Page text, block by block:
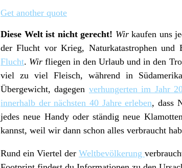
Get another quote
Diese Welt ist nicht gerecht! Wirkaufen uns
der Flucht vor Krieg, Naturkatastrophen und
Flucht. Wirfliegen in den Urlaub und in den
viel zu viel Fleisch, während in
Übergewicht, dagegen verhungerten im Jahr
innerhalb der nächsten 40 Jahre erleben, dass
jedes neue Handy oder ständig neue
kannst, weil wir dann schon alles verbraucht
Rund ein Viertel der Weltbevölkerung